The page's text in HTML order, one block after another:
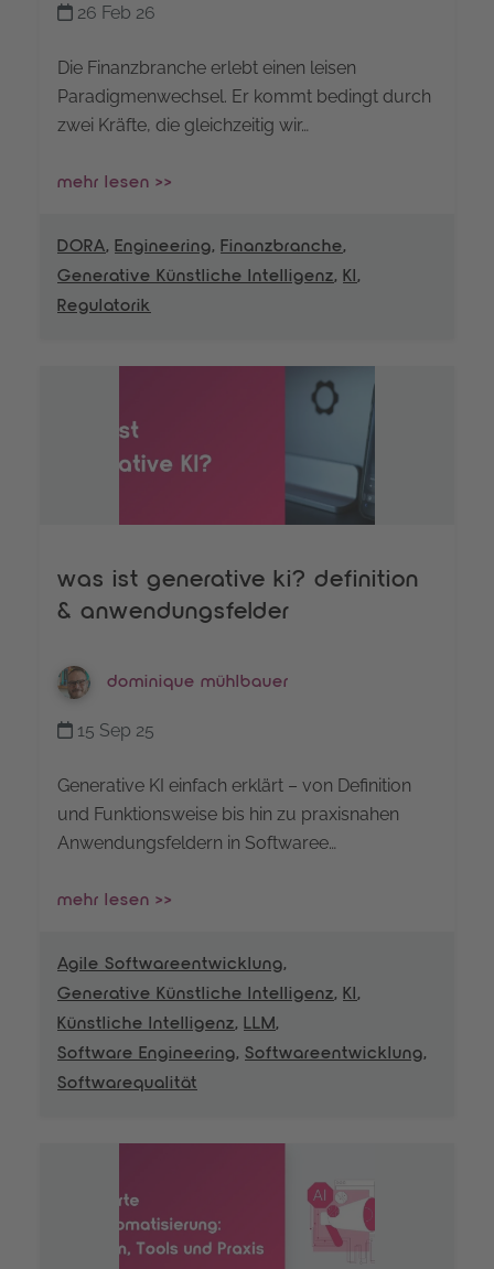
26 Feb 26
Die Finanzbranche erlebt einen leisen
Paradigmenwechsel. Er kommt bedingt durch
zwei Kräfte, die gleichzeitig wir…
mehr lesen >>
DORA, Engineering, Finanzbranche,
Generative Künstliche Intelligenz, KI ,
Regulatorik
was ist generative ki? definition
& anwendungsfelder
dominique mühlbauer
15 Sep 25
Generative KI einfach erklärt – von Definition
und Funktionsweise bis hin zu praxisnahen
Anwendungsfeldern in Softwaree…
mehr lesen >>
Agile Softwareentwicklung,
Generative Künstliche Intelligenz, KI,
Künstliche Intelligenz, LLM,
Software Engineering, Softwareentwicklung,
Softwarequalität